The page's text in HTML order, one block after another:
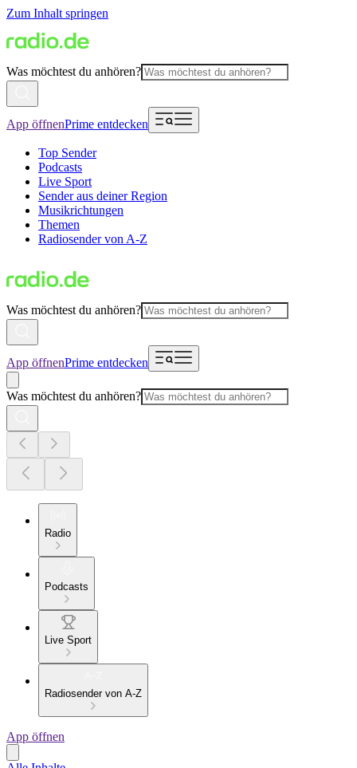
Zum Inhalt springen
Was möchtest du anhören?
App öffnenPrime entdecken
Top Sender
Podcasts
Live Sport
Sender aus deiner Region
Musikrichtungen
Themen
Radiosender von A-Z
Was möchtest du anhören?
App öffnenPrime entdecken
Was möchtest du anhören?
Radio
Podcasts
Live Sport
Radiosender von A-Z
App öffnen